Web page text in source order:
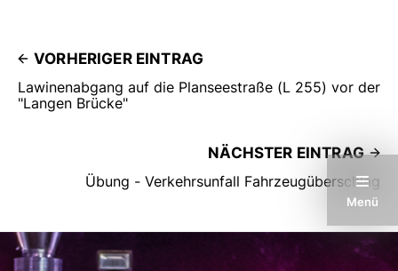
Menü
VORHERIGER EINTRAG
Lawinenabgang auf die Planseestraße (L 255) vor der
"Langen Brücke"
NÄCHSTER EINTRAG
Übung - Verkehrsunfall Fahrzeugüberschlag